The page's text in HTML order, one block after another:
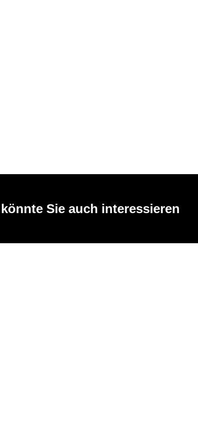
Sie auch interessieren